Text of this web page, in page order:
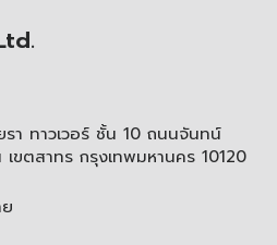
รา ทาวเวอร์ ชั้น 10 ถนนจันทน์
ขตสาทร กรุงเทพมหานคร 10120